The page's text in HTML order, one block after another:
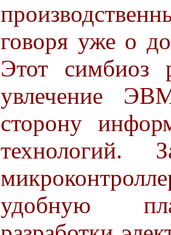
говоря уже о
Этот симбиоз
увлечение
сторону
технологий.
удобную